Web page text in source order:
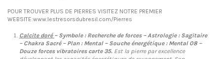
POUR TROUVER PLUS DE PIERRES VISITEZ NOTRE PREMIER
WEBSITE:www.lestresorsdubresil.com/Pierres
Calcite doré – Symbole : Recherche de forces – Astrologie : Sagitaire
– Chakra Sacré – Plan : Mental – Souche énergétique : Mental 08 –
Douze forces vibratoires carte 35. Est la pierre par excellence